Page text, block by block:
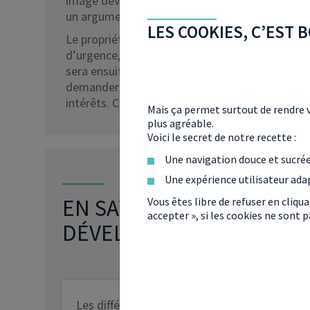
un argument suffisant, sauf si l’image est à
Le propriétaire qui souhaite entamer des
d’urgence, ou engager une action au fond
sera ensuite lancée. Le propriétaire assignera
demander de cesser la diffusion de l’image et
intérêts. C’est le juge qui tranchera.
EN SAVOIR PLUS SUR
DÉVELOPPER SON
Les différents régimes matrimoniaux
LES COOKIES, C’EST
Mais ça permet surtout de
plus agréable.
Voici le secret de notre recette :
Une navigation douce et sucrée
Une expérience utilisateur
Vous êtes libre de refuser en
accepter », si les cookies ne sont